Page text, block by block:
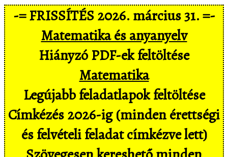
-= FRISSÍTÉS 2026. március 31. =-
Matematika és anyanyelv
Hiányzó PDF-ek feltöltése
Matematika
Legújabb feladatlapok feltöltése
Címkézés 2026-ig (minden érettségi
és felvételi feladat címkézve lett)